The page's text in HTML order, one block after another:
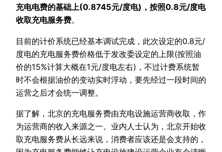
充电电费的基础上(0.8745元/度电)，按照0.8元/度电
收取充电服务费。
目前的计价系统已经基本调试完成，此次设定的0.8元/
度电的充电服务费价格低于发改委设定的上限(按照油
价的15%计算大概在1元/度电左右)，不过计费系统暂
时不会根据油价的变动实时浮动，要先经过一段时间的
运营之后才会统一调整。
据了解，北京的充电服务费由充电设施运营商收取，作
为运营商的收入来源之一。业内人士认为，北京开始收
取充电服务费从长远来说，消费者应该还是会支持的，